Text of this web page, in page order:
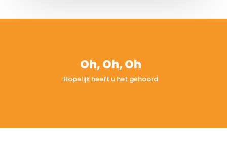
Oh, Oh, Oh
Hopelijk heeft u het gehoord